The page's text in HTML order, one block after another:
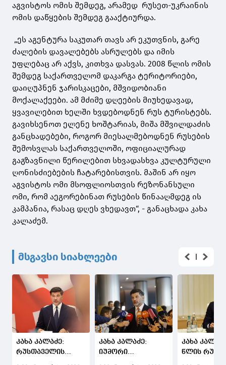
აგვისტოს ომის შემდეგ, არამედ რუსეთ-უკრაინის
ომის დაწყების შემდეგ გააქტიურდა.
„ეს აგენტურა საკუთარ თავს არ ეკუთვნის, გარე
ძალების დავალებებს ასრულებს და იმის
უფლებაც არ აქვს, კითხვა დასვას. 2008 წლის ომის
შემდეგ საქართველომ დაკარგა ტერიტორიები,
დაიღუპნენ ჯარისკაცები, მშვიდობიანი
მოქალაქეები. ამ მძიმე დღეების მიუხედავად,
ყვავილებით ხელში ხვდებოდნენ რუს ტურისტებს.
გავიხსენოთ ელენე ხოშტარიას, მიშა მშვილდაძის
განცხადებები, როგორ მიესალმებოდნენ რუსების
შემოსვლას საქართველოში, ოფიციალურად
გაგზავნილი წერილებით სხვადასხვა კულტურული
ღონისძიებების ჩატარებისთვის. მაშინ არ იყო
აგვისტოს ომი მსოფლიოსთვის რეზონანსული
ომი, რომ აეგორებინათ რუსების წინააღმდეგ ის
კამპანია, რასაც დღეს ვხედავთ“, - განაცხადა კახა
კალაძემ.
მსგავსი სიახლეები
კახა კალაძე:
რუსთაველის
კახა კალაძე:
იუმორი
კახა
წლის